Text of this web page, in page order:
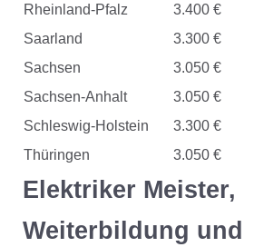
Rheinland-Pfalz
3.400 €
Saarland
3.300 €
Sachsen
3.050 €
Sachsen-Anhalt
3.050 €
Schleswig-Holstein
3.300 €
Thüringen
3.050 €
Elektriker Meister,
Weiterbildung und